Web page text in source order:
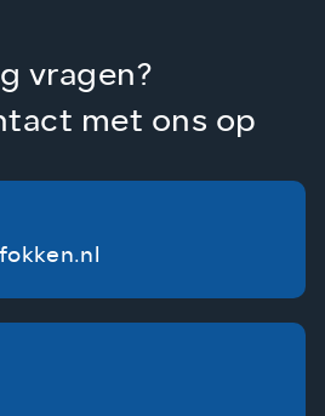
vragen?
met ons op